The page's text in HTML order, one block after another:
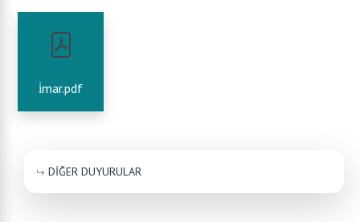
i̇mar.pdf
DİĞER DUYURULAR